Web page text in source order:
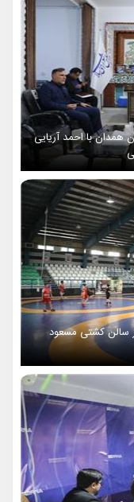
همدان با احمد آریایی
سالن کشتی مسعود